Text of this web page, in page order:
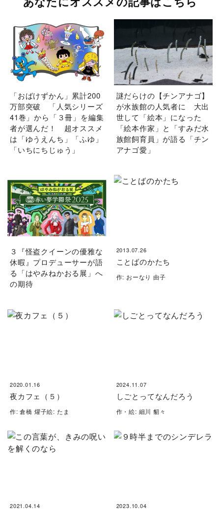
「おばけずかん」累計200
万部突破 「人気シリーズ
41巻」から「３冊」を編集
者が選んだ！ 超オススメ
は「ゆうえんち」「ふゆ」
「いちにちじゅう」
謎だらけの【チンアナゴ】
が水族館の人気者に 大出
世して「絵本」になった
「絵本作家」と「すみだ水
族館飼育員」が語る「チン
アナゴ愛」
３『怪盗クイーンの優雅な
休暇』プロデューサーが語
る「はやみねかおる展」へ
の期待
2013.07.26
ことばのかたち
作: おーなり 由子
2020.01.16
夜カフェ（５）
作: 倉橋 燿子絵: たま
2024.11.07
しごとってなんだろう
作・絵: 細川 貂々
2021.04.14 2023.10.04